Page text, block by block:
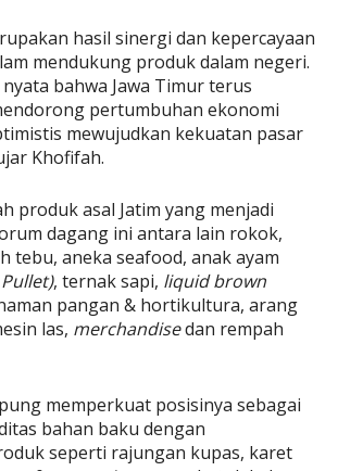
hasil sinergi dan kepercayaan
mendukung produk dalam negeri.
bahwa Jawa Timur terus
pertumbuhan ekonomi
mewujudkan kekuatan pasar
Khofifah.
produk asal Jatim yang menjadi
dagang ini antara lain rokok,
tebu, aneka seafood, anak ayam
, ternak sapi, liquid brown
pangan & hortikultura, arang
las, merchandisedan rempah
memperkuat posisinya sebagai
bahan baku dengan
seperti rajungan kupas, karet